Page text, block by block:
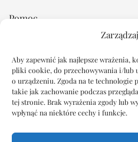
Aby zapewnić jak najlepsze wrażenia,
pliki cookie, do przechowywania i/lub
o urządzeniu. Zgoda na te technologie
takie jak zachowanie podczas
tej stronie. Brak wyrażenia zgody lub
wpłynąć na niektóre cechy i funkcje.
Pomoc
Płatność i dostawa
Reklamacje i zwroty
Dokumenty
Oświadczenie o ochronie